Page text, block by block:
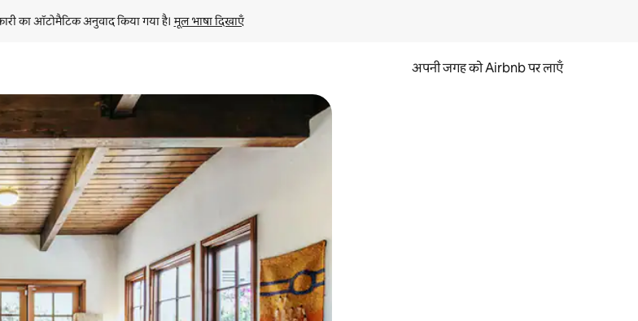
का ऑटोमैटिक अनुवाद किया गया है। मूल भाषा दिखाएँ
अपनी जगह को Airbnb पर लाएँ